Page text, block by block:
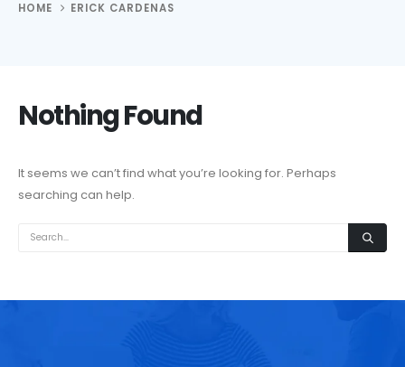
HOME ERICK CARDENAS
Nothing Found
It seems we can’t find what you’re looking for. Perhaps
searching can help.